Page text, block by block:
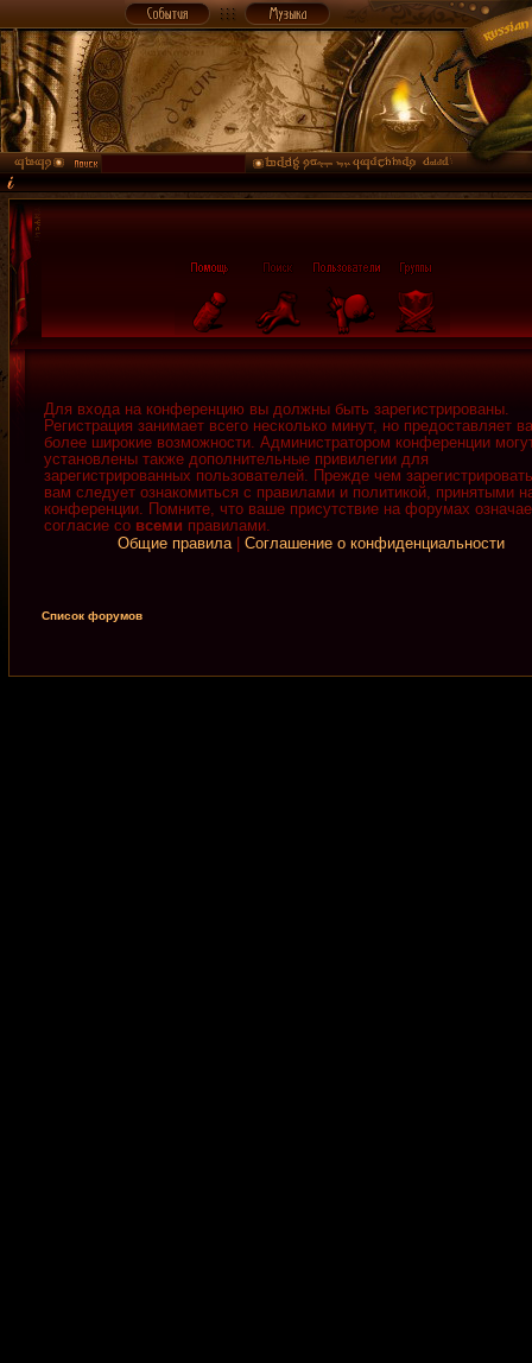
Для входа на конференцию вы должны быть зарегистрированы.
Регистрация занимает всего несколько минут, но предоставляет
более широкие возможности. Администратором конференции
установлены также дополнительные привилегии для
зарегистрированных пользователей. Прежде чем
вам следует ознакомиться с правилами и политикой, принятыми
конференции. Помните, что ваше присутствие на форумах
согласие со всеми правилами.
Общие правила| Соглашение о конфиденциальности
Список форумов